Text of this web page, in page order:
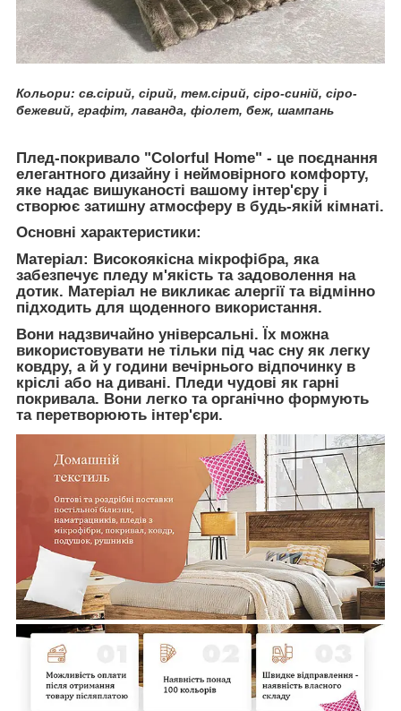
Кольори: св.сірий, сірий, тем.сірий, сіро-синій, сіро-
бежевий, графіт, лаванда, фіолет, беж, шампань
Плед-покривало "Colorful Home" - це поєднання
елегантного дизайну і неймовірного комфорту,
яке надає вишуканості вашому інтер'єру і
створює затишну атмосферу в будь-якій кімнаті.
Основні характеристики:
Матеріал: Високоякісна мікрофібра, яка
забезпечує пледу м'якість та задоволення на
дотик. Матеріал не викликає алергії та відмінно
підходить для щоденного використання.
Вони надзвичайно універсальні. Їх можна
використовувати не тільки під час сну як легку
ковдру, а й у години вечірнього відпочинку в
кріслі або на дивані. Пледи чудові як гарні
покривала. Вони легко та органічно формують
та перетворюють інтер'єри.